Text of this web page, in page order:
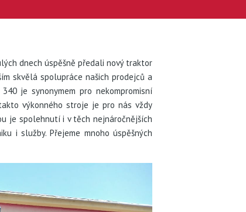
dnech úspěšně předali nový traktor
skvělá spolupráce našich prodejců a
je synonymem pro nekompromisní
výkonného stroje je pro nás vždy
je spolehnutí i v těch nejnáročnějších
i služby. Přejeme mnoho úspěšných